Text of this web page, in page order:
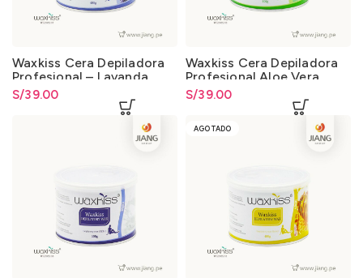
Waxkiss Cera Depiladora
Profesional – Lavanda
400gr.
S/39.00
Waxkiss Cera Depiladora
Profesional Aloe Vera
400gr.
S/39.00
AGOTADO